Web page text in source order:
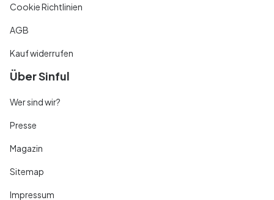
Cookie Richtlinien
AGB
Kauf widerrufen
Über Sinful
Wer sind wir?
Presse
Magazin
Sitemap
Impressum